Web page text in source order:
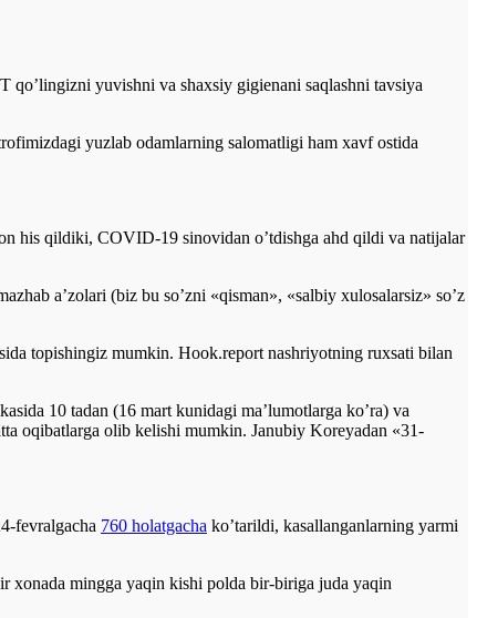
yuvishni va shaxsiy gigienani saqlashni tavsiya
yuzlab odamlarning salomatligi ham xavf ostida
his qildiki, COVID-19 sinovidan o’tdishga ahd qildi va natijalar
a’zolari (biz bu so’zni «qisman», «salbiy xulosalarsiz» so’z
topishingiz mumkin. Hook.report nashriyotning ruxsati bilan
10 tadan (16 mart kunidagi ma’lumotlarga ko’ra) va
oqibatlarga olib kelishi mumkin. Janubiy Koreyadan «31-
fevralgacha 760 holatgacha ko’tarildi, kasallanganlarning yarmi
xonada mingga yaqin kishi polda bir-biriga juda yaqin